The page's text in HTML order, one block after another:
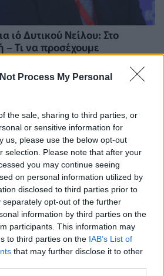
Process My Personal
the sale, sharing to third parties, or
or sensitive information for
us, please use the below opt-out
selection. Please note that after your
you may continue seeing
on personal information utilized by
disclosed to third parties prior to
separately opt-out of the further
information by third parties on the
participants. This information may
to third parties on the IAB’s List of
that may further disclose it to other
ιό Δυτικού Νείλου: Στο
– Τι να προσέχουμε